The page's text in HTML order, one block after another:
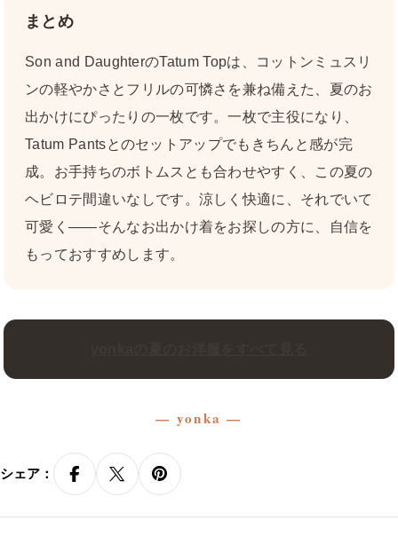
まとめ
Son and DaughterのTatum Topは、コットンミュスリ
ンの軽やかさとフリルの可憐さを兼ね備えた、夏のお
出かけにぴったりの一枚です。一枚で主役になり、
Tatum Pantsとのセットアップでもきちんと感が完
成。お手持ちのボトムスとも合わせやすく、この夏の
ヘビロテ間違いなしです。涼しく快適に、それでいて
可愛く——そんなお出かけ着をお探しの方に、自信を
もっておすすめします。
— yonka —
シェア：